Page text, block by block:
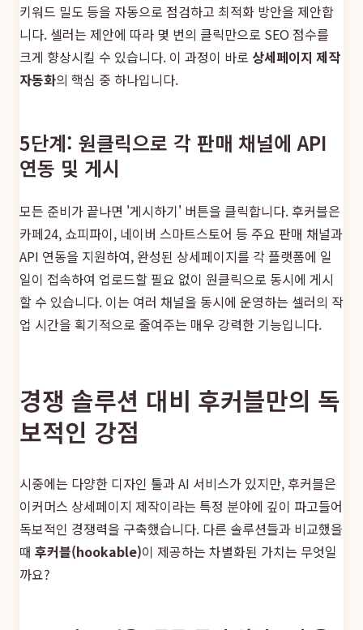
키워드 밀도 등을 자동으로 점검하고 최적화 방안을 제안합
니다. 셀러는 제안에 따라 몇 번의 클릭만으로 SEO 점수를
크게 향상시킬 수 있습니다. 이 과정이 바로 상세페이지 제작
자동화의 핵심 중 하나입니다.
5단계: 원클릭으로 각 판매 채널에 API
연동 및 게시
모든 준비가 끝나면 '게시하기' 버튼을 클릭합니다. 후커블은
카페24, 쇼피파이, 네이버 스마트스토어 등 주요 판매 채널과
API 연동을 지원하여, 완성된 상세페이지를 각 플랫폼에 일
일이 접속하여 업로드할 필요 없이 원클릭으로 동시에 게시
할 수 있습니다. 이는 여러 채널을 동시에 운영하는 셀러의 작
업 시간을 획기적으로 줄여주는 매우 강력한 기능입니다.
경쟁 솔루션 대비 후커블만의 독
보적인 강점
시중에는 다양한 디자인 툴과 AI 서비스가 있지만, 후커블은
이커머스 상세페이지 제작이라는 특정 분야에 깊이 파고들어
독보적인 경쟁력을 구축했습니다. 다른 솔루션들과 비교했을
때 후커블(hookable)이 제공하는 차별화된 가치는 무엇일
까요?